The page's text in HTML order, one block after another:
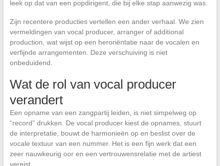
leek op dat van een popdirigent, die bij elke stap aanwezig was.
Zijn recentere producties vertellen een ander verhaal. We zien
vermeldingen van vocal producer, arranger of additional
production, wat wijst op een heroriëntatie naar de vocalen en
verfijnde arrangementen. Deze verschuiving is niet
onbeduidend.
Wat de rol van vocal producer
verandert
Een opname van een zangpartij leiden, is niet simpelweg op
“record” drukken. De vocal producer kiest de opnames, stuurt
de interpretatie, bouwt de harmonieën op en beslist over de
vocale textuur van een nummer. Het is een fijn werk dat een
zeer nauwkeurig oor en een vertrouwensrelatie met de artiest
vereist.